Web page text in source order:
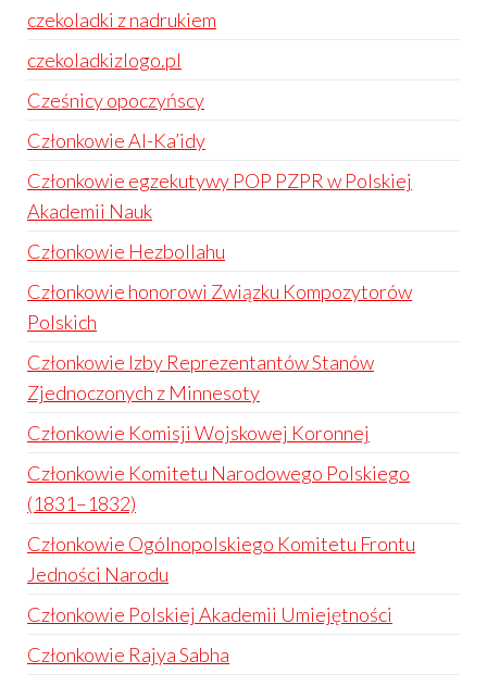
czekoladki z nadrukiem
czekoladkizlogo.pl
Cześnicy opoczyńscy
Członkowie Al-Ka’idy
Członkowie egzekutywy POP PZPR w Polskiej
Akademii Nauk
Członkowie Hezbollahu
Członkowie honorowi Związku Kompozytorów
Polskich
Członkowie Izby Reprezentantów Stanów
Zjednoczonych z Minnesoty
Członkowie Komisji Wojskowej Koronnej
Członkowie Komitetu Narodowego Polskiego
(1831–1832)
Członkowie Ogólnopolskiego Komitetu Frontu
Jedności Narodu
Członkowie Polskiej Akademii Umiejętności
Członkowie Rajya Sabha